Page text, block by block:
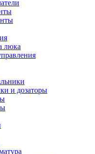
люка
и дозаторы